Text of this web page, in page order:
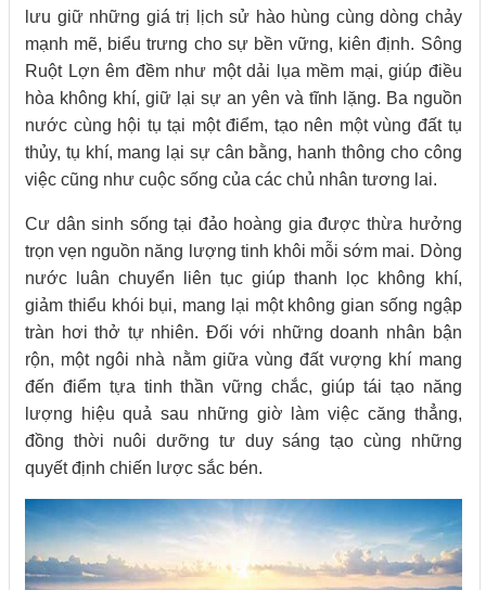
lưu giữ những giá trị lịch sử hào hùng cùng dòng chảy
mạnh mẽ, biểu trưng cho sự bền vững, kiên định. Sông
Ruột Lợn êm đềm như một dải lụa mềm mại, giúp điều
hòa không khí, giữ lại sự an yên và tĩnh lặng. Ba nguồn
nước cùng hội tụ tại một điểm, tạo nên một vùng đất tụ
thủy, tụ khí, mang lại sự cân bằng, hanh thông cho công
việc cũng như cuộc sống của các chủ nhân tương lai.
Cư dân sinh sống tại đảo hoàng gia được thừa hưởng
trọn vẹn nguồn năng lượng tinh khôi mỗi sớm mai. Dòng
nước luân chuyển liên tục giúp thanh lọc không khí,
giảm thiểu khói bụi, mang lại một không gian sống ngập
tràn hơi thở tự nhiên. Đối với những doanh nhân bận
rộn, một ngôi nhà nằm giữa vùng đất vượng khí mang
đến điểm tựa tinh thần vững chắc, giúp tái tạo năng
lượng hiệu quả sau những giờ làm việc căng thẳng,
đồng thời nuôi dưỡng tư duy sáng tạo cùng những
quyết định chiến lược sắc bén.